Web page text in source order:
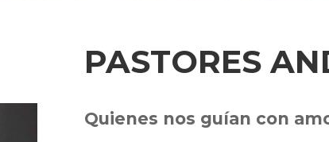
PASTORES
Quienes nos guían con